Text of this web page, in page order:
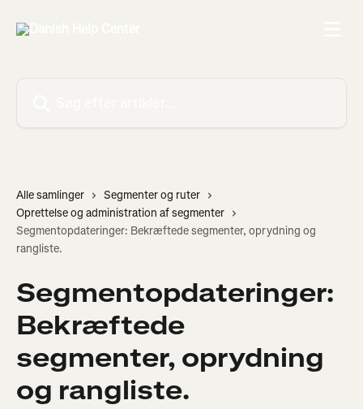
Alle samlinger
Segmenter og ruter
Oprettelse og administration af segmenter
Segmentopdateringer: Bekræftede segmenter, oprydning og
rangliste.
Segmentopdateringer:
Bekræftede
segmenter, oprydning
og rangliste.